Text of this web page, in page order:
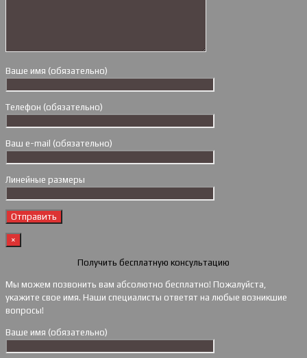
Ваше имя (обязательно)
Телефон (обязательно)
Ваш e-mail (обязательно)
Линейные размеры
×
Получить бесплатную консультацию
Мы можем позвонить вам абсолютно бесплатно! Пожалуйста,
укажите свое имя. Наши специалисты ответят на любые возникшие
вопросы!
Ваше имя (обязательно)